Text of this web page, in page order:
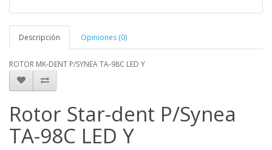
Descripción Opiniones (0)
ROTOR MK-DENT P/SYNEA TA-98C LED Y
Rotor Star-dent P/Synea
TA-98C LED Y